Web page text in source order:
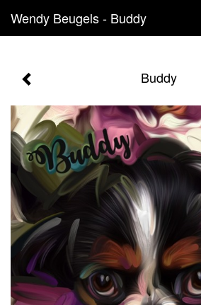
Wendy Beugels - Buddy
Buddy